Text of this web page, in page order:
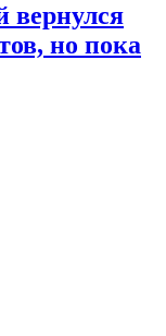
вернулся
но пока